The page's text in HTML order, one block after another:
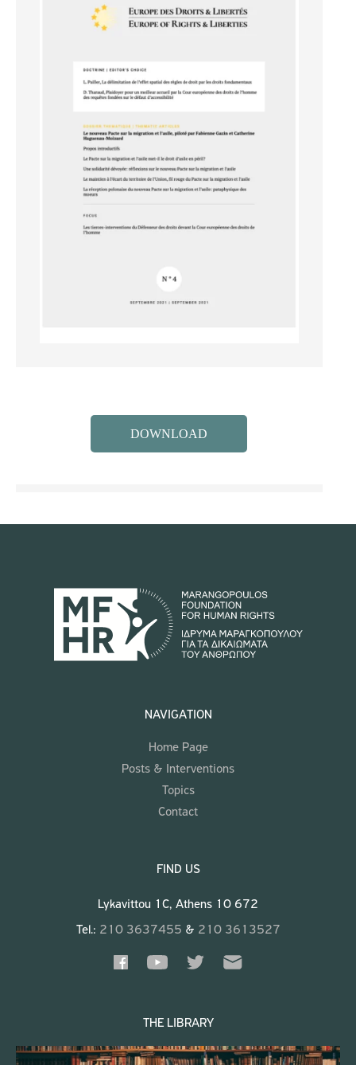
DOWNLOAD
NAVIGATION
Home Page
Posts & Interventions
Topics
Contact
FIND US
Lykavittou 1C, Athens 10 672
Tel.: 210 3637455 & 210 3613527
THE LIBRARY